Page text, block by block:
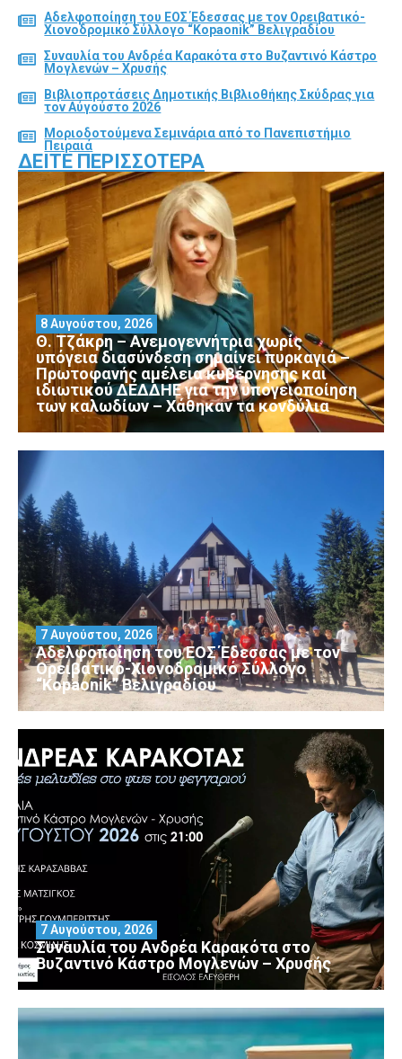
Αδελφοποίηση του ΕΟΣ Έδεσσας με τον Ορειβατικό-
Χιονοδρομικό Σύλλογο “Kopaonik” Βελιγραδίου
Συναυλία του Ανδρέα Καρακότα στο Βυζαντινό Κάστρο
Μογλενών – Χρυσής
Βιβλιοπροτάσεις Δημοτικής Βιβλιοθήκης Σκύδρας για
τον Αύγούστο 2026
Μοριοδοτούμενα Σεμινάρια από το Πανεπιστήμιο
Πειραιά
ΔΕΊΤΕ ΠΕΡΙΣΣΌΤΕΡΑ
Θ. Τζάκρη – Ανεμογεννήτρια χωρίς
υπόγεια διασύνδεση σημαίνει πυρκαγιά –
Πρωτοφανής αμέλεια κυβέρνησης και
ιδιωτικού ΔΕΔΔΗΕ για την υπογειοποίηση
των καλωδίων – Χάθηκαν τα κονδύλια
8 Αυγούστου, 2026
Αδελφοποίηση του ΕΟΣ Έδεσσας με τον
Ορειβατικό-Χιονοδρομικό Σύλλογο
“Kopaonik” Βελιγραδίου
7 Αυγούστου, 2026
Συναυλία του Ανδρέα Καρακότα στο
Βυζαντινό Κάστρο Μογλενών – Χρυσής
7 Αυγούστου, 2026